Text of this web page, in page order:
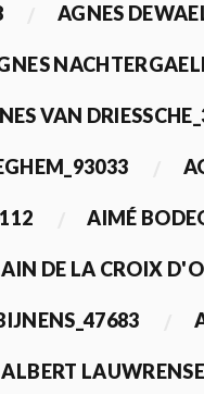
AGNES
VAN
AIMÉ
DE LA CROIX
ALBERT